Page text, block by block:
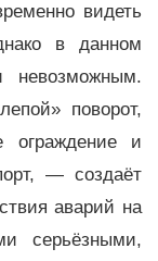
видеть
в данном
невозможным.
поворот,
ограждение и
— создаёт
аварий на
серьёзными,